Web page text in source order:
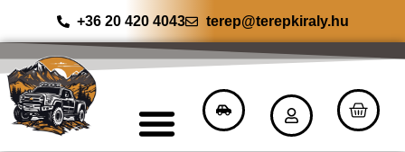
+36 20 420 4043 terep@terepkiraly.hu